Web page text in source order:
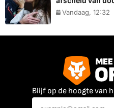
Vandaag, 12:32
Blijf op de hoogte van